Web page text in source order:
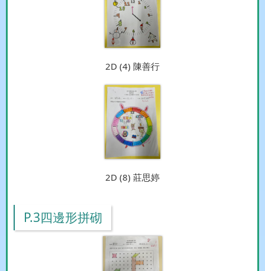
2D (4) 陳善行
2D (8) 莊思婷
P.3四邊形拼砌